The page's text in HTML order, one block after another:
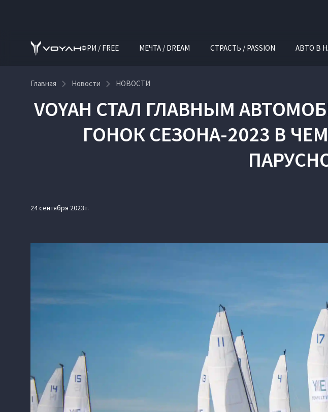
ФРИ / FREE МЕЧТА / DREAM СТРАСТЬ / PASSION АВТО В
Главная Новости НОВОСТИ
VOYAH СТАЛ ГЛАВНЫМ
ГОНОК СЕЗОНА-2023 В
24 сентября 2023 г.